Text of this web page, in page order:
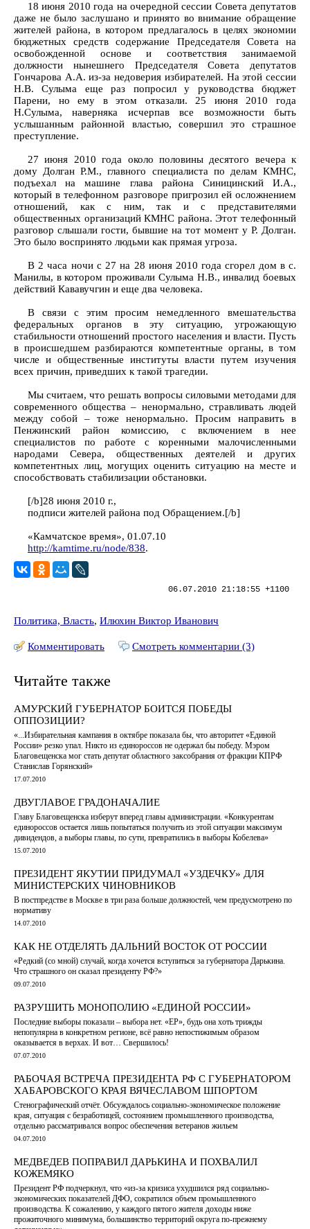
18 июня 2010 года на очередной сессии Совета депутатов
даже не было заслушано и принято во внимание обращение
жителей района, в котором предлагалось в целях экономии
бюджетных средств содержание Председателя Совета на
освобожденной основе и соответствия занимаемой
должности нынешнего Председателя Совета депутатов
Гончарова А.А. из-за недоверия избирателей. На этой сессии
Н.В. Сулыма еще раз попросил у руководства бюджет
Парени, но ему в этом отказали. 25 июня 2010 года
Н.Сулыма, наверняка исчерпав все возможности быть
услышанным районной властью, совершил это страшное
преступление.
27 июня 2010 года около половины десятого вечера к
дому Долган Р.М., главного специалиста по делам КМНС,
подъехал на машине глава района Синицинский И.А.,
который в телефонном разговоре пригрозил ей осложнением
отношений, как с ним, так и с представителями
общественных организаций КМНС района. Этот телефонный
разговор слышали гости, бывшие на тот момент у Р. Долган.
Это было воспринято людьми как прямая угроза.
В 2 часа ночи с 27 на 28 июня 2010 года сгорел дом в с.
Манилы, в котором проживали Сулыма Н.В., инвалид боевых
действий Кававучгин и еще два человека.
В связи с этим просим немедленного вмешательства
федеральных органов в эту ситуацию, угрожающую
стабильности отношений простого населения и власти. Пусть
в происшедшем разбираются компетентные органы, в том
числе и общественные институты власти путем изучения
всех причин, приведших к такой трагедии.
Мы считаем, что решать вопросы силовыми методами для
современного общества – ненормально, стравливать людей
между собой – тоже ненормально. Просим направить в
Пенжинский район комиссию, с включением в нее
специалистов по работе с коренными малочисленными
народами Севера, общественных деятелей и других
компетентных лиц, могущих оценить ситуацию на месте и
способствовать стабилизации обстановки.
[/b]28 июня 2010 г.,
подписи жителей района под Обращением.[/b]
«Камчатское время», 01.07.10
http://kamtime.ru/node/838.
06.07.2010 21:18:55 +1100
Политика, Власть, Илюхин Виктор Иванович
Комментировать Смотреть комментарии (3)
Читайте также
АМУРСКИЙ ГУБЕРНАТОР БОИТСЯ ПОБЕДЫ
ОППОЗИЦИИ?
«...Избирательная кампания в октябре показала бы, что авторитет «Единой
России» резко упал. Никто из единороссов не одержал бы победу. Мэром
Благовещенска мог стать депутат областного заксобрания от фракции КПРФ
Станислав Горянский»
17.07.2010
ДВУГЛАВОЕ ГРАДОНАЧАЛИЕ
Главу Благовещенска изберут вперед главы администрации. «Конкурентам
единороссов остается лишь попытаться получить из этой ситуации максимум
дивидендов, а выборы главы, по сути, превратились в выборы Кобелева»
15.07.2010
ПРЕЗИДЕНТ ЯКУТИИ ПРИДУМАЛ «УЗДЕЧКУ» ДЛЯ
МИНИСТЕРСКИХ ЧИНОВНИКОВ
В постпредстве в Москве в три раза больше должностей, чем предусмотрено по
нормативу
14.07.2010
КАК НЕ ОТДЕЛЯТЬ ДАЛЬНИЙ ВОСТОК ОТ РОССИИ
«Редкий (со мной) случай, когда хочется вступиться за губернатора Дарькина.
Что страшного он сказал президенту РФ?»
09.07.2010
РАЗРУШИТЬ МОНОПОЛИЮ «ЕДИНОЙ РОССИИ»
Последние выборы показали – выбора нет. «ЕР», будь она хоть трижды
непопулярна в конкретном регионе, всё равно непостижимым образом
оказывается в верхах. И вот… Свершилось!
07.07.2010
РАБОЧАЯ ВСТРЕЧА ПРЕЗИДЕНТА РФ С ГУБЕРНАТОРОМ
ХАБАРОВСКОГО КРАЯ ВЯЧЕСЛАВОМ ШПОРТОМ
Стенографический отчёт. Обсуждалось социально-экономическое положение
края, ситуация с безработицей, состоянием промышленного производства,
отдельно рассматривался вопрос обеспечения ветеранов жильем
04.07.2010
МЕДВЕДЕВ ПОПРАВИЛ ДАРЬКИНА И ПОХВАЛИЛ
КОЖЕМЯКО
Президент РФ подчеркнул, что «из-за кризиса ухудшился ряд социально-
экономических показателей ДФО, сократился объем промышленного
производства. К сожалению, у каждого пятого жителя доходы ниже
прожиточного минимума, большинство территорий округа по-прежнему